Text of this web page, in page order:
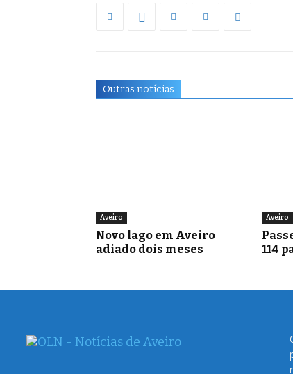
Outras notícias
Aveiro
Novo lago em Aveiro
adiado dois meses
Aveiro
114